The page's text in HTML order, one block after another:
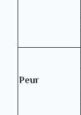
Peur